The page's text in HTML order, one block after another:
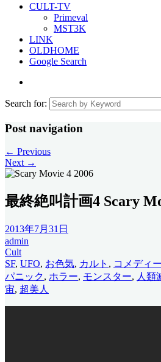
CULT-TV
Primeval
MST3K
LINK
OLDHOME
Google Search
Search for:
Post navigation
← Previous
Next →
最終絶叫計画4 Scary
2013年7月31日
admin
Cult
SF, UFO, お色気, カルト , コメディー
パニック, ホラー, モンスター, 人類
宙, 超美人